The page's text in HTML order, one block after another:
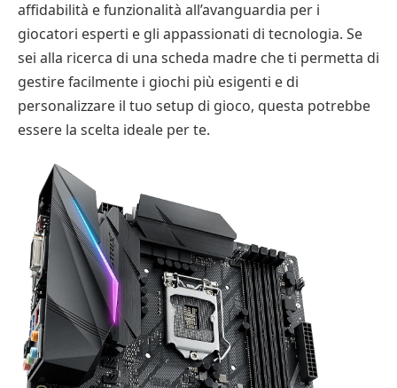
affidabilità e funzionalità all’avanguardia per i
giocatori esperti e gli appassionati di tecnologia. Se
sei alla ricerca di una scheda madre che ti permetta di
gestire facilmente i giochi più esigenti e di
personalizzare il tuo setup di gioco, questa potrebbe
essere la scelta ideale per te.